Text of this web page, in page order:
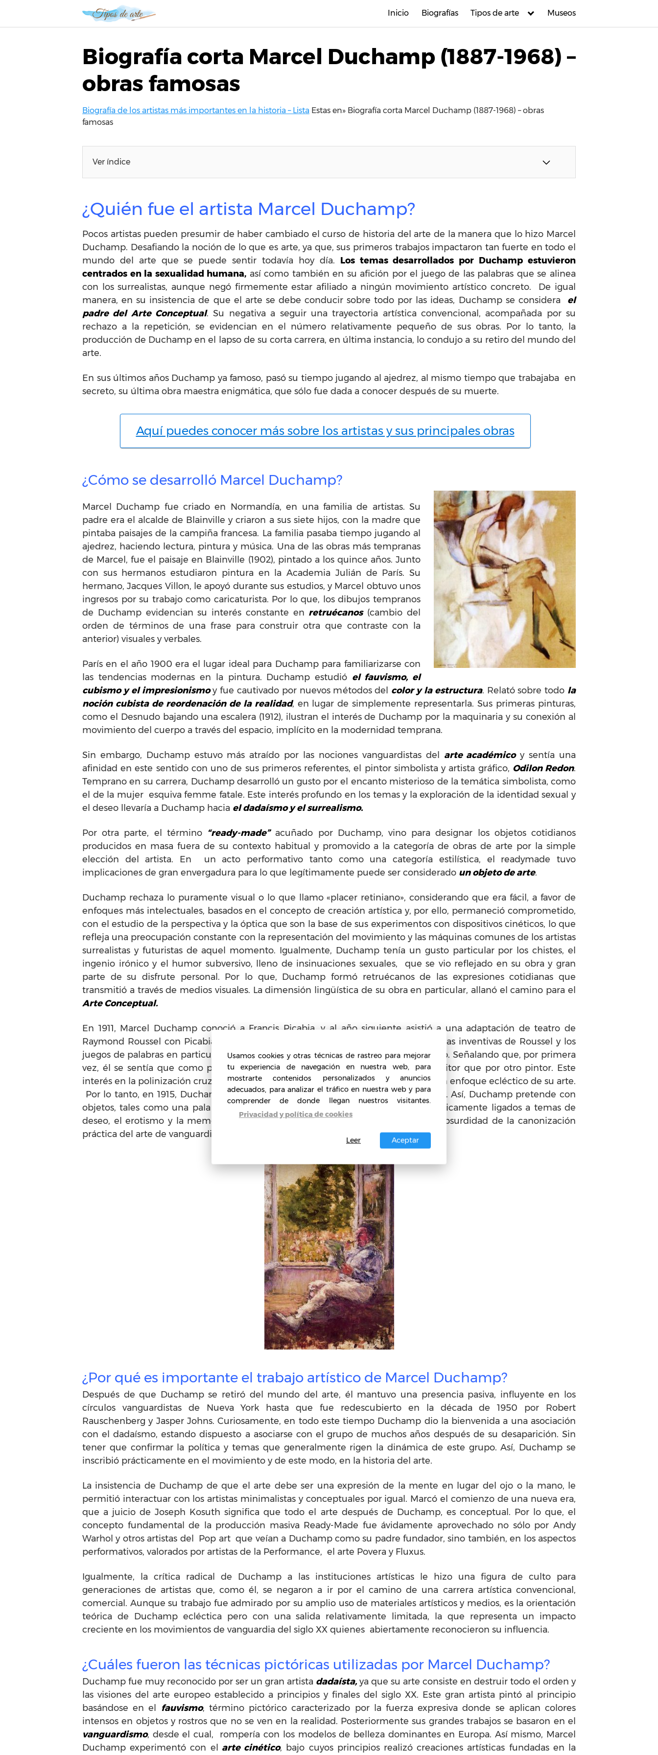
l
Inicio Biografías Tipos de arte Museos
Biografía corta Marcel Duchamp (1887-1968) –
obras famosas
Biografía de los artistas más importantes en la historia – Lista Estas en» Biografía corta Marcel Duchamp (1887-1968) – obras
famosas
Ver índice
¿Quién fue el artista Marcel Duchamp?
Pocos artistas pueden presumir de haber cambiado el curso de historia del arte de la manera que lo hizo Marcel
Duchamp. Desafiando la noción de lo que es arte, ya que, sus primeros trabajos impactaron tan fuerte en todo el
mundo del arte que se puede sentir todavía hoy día. Los temas desarrollados por Duchamp estuvieron
centrados en la sexualidad humana, así como también en su afición por el juego de las palabras que se alinea
con los surrealistas, aunque negó firmemente estar afiliado a ningún movimiento artístico concreto. De igual
manera, en su insistencia de que el arte se debe conducir sobre todo por las ideas, Duchamp se considera el
padre del Arte Conceptual. Su negativa a seguir una trayectoria artística convencional, acompañada por su
rechazo a la repetición, se evidencian en el número relativamente pequeño de sus obras. Por lo tanto, la
producción de Duchamp en el lapso de su corta carrera, en última instancia, lo condujo a su retiro del mundo del
arte.
En sus últimos años Duchamp ya famoso, pasó su tiempo jugando al ajedrez, al mismo tiempo que trabajaba en
secreto, su última obra maestra enigmática, que sólo fue dada a conocer después de su muerte.
Aquí puedes conocer más sobre los artistas y sus principales obras
¿Cómo se desarrolló Marcel Duchamp?
Marcel Duchamp fue criado en Normandía, en una familia de artistas. Su
padre era el alcalde de Blainville y criaron a sus siete hijos, con la madre que
pintaba paisajes de la campiña francesa. La familia pasaba tiempo jugando al
ajedrez, haciendo lectura, pintura y música. Una de las obras más tempranas
de Marcel, fue el paisaje en Blainville (1902), pintado a los quince años. Junto
con sus hermanos estudiaron pintura en la Academia Julián de París. Su
hermano, Jacques Villon, le apoyó durante sus estudios, y Marcel obtuvo unos
ingresos por su trabajo como caricaturista. Por lo que, los dibujos tempranos
de Duchamp evidencian su interés constante en retruécanos(cambio del
orden de términos de una frase para construir otra que contraste con la
anterior) visuales y verbales.
París en el año 1900 era el lugar ideal para Duchamp para familiarizarse con
las tendencias modernas en la pintura. Duchamp estudió el fauvismo, el
cubismo y el impresionismoy fue cautivado por nuevos métodos del color y la estructura. Relató sobre todo la
noción cubista de reordenación de la realidad, en lugar de simplemente representarla. Sus primeras pinturas,
como el Desnudo bajando una escalera (1912), ilustran el interés de Duchamp por la maquinaria y su conexión al
movimiento del cuerpo a través del espacio, implícito en la modernidad temprana.
Sin embargo, Duchamp estuvo más atraído por las nociones vanguardistas del arte académicoy sentía una
afinidad en este sentido con uno de sus primeros referentes, el pintor simbolista y artista gráfico, Odilon Redon.
Temprano en su carrera, Duchamp desarrolló un gusto por el encanto misterioso de la temática simbolista, como
el de la mujer esquiva femme fatale. Este interés profundo en los temas y la exploración de la identidad sexual y
el deseo llevaría a Duchamp hacia el dadaísmo y el surrealismo.
Por otra parte, el término “ready-made”acuñado por Duchamp, vino para designar los objetos cotidianos
producidos en masa fuera de su contexto habitual y promovido a la categoría de obras de arte por la simple
elección del artista. En un acto performativo tanto como una categoría estilística, el readymade tuvo
implicaciones de gran envergadura para lo que legítimamente puede ser considerado un objeto de arte.
Duchamp rechaza lo puramente visual o lo que llamo «placer retiniano», considerando que era fácil, a favor de
enfoques más intelectuales, basados en el concepto de creación artística y, por ello, permaneció comprometido,
con el estudio de la perspectiva y la óptica que son la base de sus experimentos con dispositivos cinéticos, lo que
refleja una preocupación constante con la representación del movimiento y las máquinas comunes de los artistas
surrealistas y futuristas de aquel momento. Igualmente, Duchamp tenía un gusto particular por los chistes, el
ingenio irónico y el humor subversivo, lleno de insinuaciones sexuales, que se vio reflejado en su obra y gran
parte de su disfrute personal. Por lo que, Duchamp formó retruécanos de las expresiones cotidianas que
transmitió a través de medios visuales. La dimensión lingüística de su obra en particular, allanó el camino para el
Arte Conceptual.
En 1911, Marcel Duchamp conoció a Francis Picabia, y al año siguiente asistió a una adaptación de teatro de
Raymond Roussel con Picabia y Apollinaire Guillaume. Esta experiencia, las parcelas inventivas de Roussel y los
juegos de palabras en particular, causaron una profunda impresión sobre Duchamp. Señalando que, por primera
vez, él se sentía que como pintor era mucho mejor ser influenciado por un escritor que por otro pintor. Este
interés en la polinización cruzada de género influiría en el artista para desarrollar un enfoque ecléctico de su arte.
Por lo tanto, en 1915, Duchamp emigra a Nueva York y fabrica varios ready-mades. Así, Duchamp pretende con
objetos, tales como una pala de nieve, un orinal o una rueda de bicicleta, simbólicamente ligados a temas de
deseo, el erotismo y la memoria de la niñez, diseñar sus obras para mostrar la absurdidad de la canonización
práctica del arte de vanguardia.
¿Por qué es importante el trabajo artístico de Marcel Duchamp?
Después de que Duchamp se retiró del mundo del arte, él mantuvo una presencia pasiva, influyente en los
círculos vanguardistas de Nueva York hasta que fue redescubierto en la década de 1950 por Robert
Rauschenberg y Jasper Johns. Curiosamente, en todo este tiempo Duchamp dio la bienvenida a una asociación
con el dadaísmo, estando dispuesto a asociarse con el grupo de muchos años después de su desaparición. Sin
tener que confirmar la política y temas que generalmente rigen la dinámica de este grupo. Así, Duchamp se
inscribió prácticamente en el movimiento y de este modo, en la historia del arte.
La insistencia de Duchamp de que el arte debe ser una expresión de la mente en lugar del ojo o la mano, le
permitió interactuar con los artistas minimalistas y conceptuales por igual. Marcó el comienzo de una nueva era,
que a juicio de Joseph Kosuth significa que todo el arte después de Duchamp, es conceptual. Por lo que, el
concepto fundamental de la producción masiva Ready-Made fue ávidamente aprovechado no sólo por Andy
Warhol y otros artistas del Pop art que veían a Duchamp como su padre fundador, sino también, en los aspectos
performativos, valorados por artistas de la Performance, el arte Povera y Fluxus.
Igualmente, la crítica radical de Duchamp a las instituciones artísticas le hizo una figura de culto para
generaciones de artistas que, como él, se negaron a ir por el camino de una carrera artística convencional,
comercial. Aunque su trabajo fue admirado por su amplio uso de materiales artísticos y medios, es la orientación
teórica de Duchamp ecléctica pero con una salida relativamente limitada, la que representa un impacto
creciente en los movimientos de vanguardia del siglo XX quienes abiertamente reconocieron su influencia.
¿Cuáles fueron las técnicas pictóricas utilizadas por Marcel Duchamp?
Duchamp fue muy reconocido por ser un gran artista dadaísta, ya que su arte consiste en destruir todo el orden y
las visiones del arte europeo establecido a principios y finales del siglo XX. Este gran artista pintó al principio
basándose en el
fauvismo, término pictórico caracterizado por la fuerza expresiva donde se aplican colores
intensos en objetos y rostros que no se ven en la realidad. Posteriormente sus grandes trabajos se basaron en el
vanguardismo, desde el cual, rompería con los modelos de belleza dominantes en Europa. Así mismo, Marcel
Duchamp experimentó con el
arte cinético, bajo cuyos principios realizó creaciones artísticas fundadas en la
Usamos cookies y otras técnicas de rastreo para mejorar
tu experiencia de navegación en nuestra web, para
mostrarte contenidos personalizados y anuncios
adecuados, para analizar el tráfico en nuestra web y para
comprender de donde llegan nuestros visitantes.
Privacidad y política de cookies
Aceptar
Leer